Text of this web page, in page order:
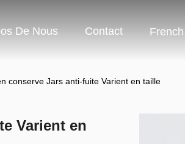
De Nous Contact French
conserve Jars anti-fuite Varient en taille
Varient en